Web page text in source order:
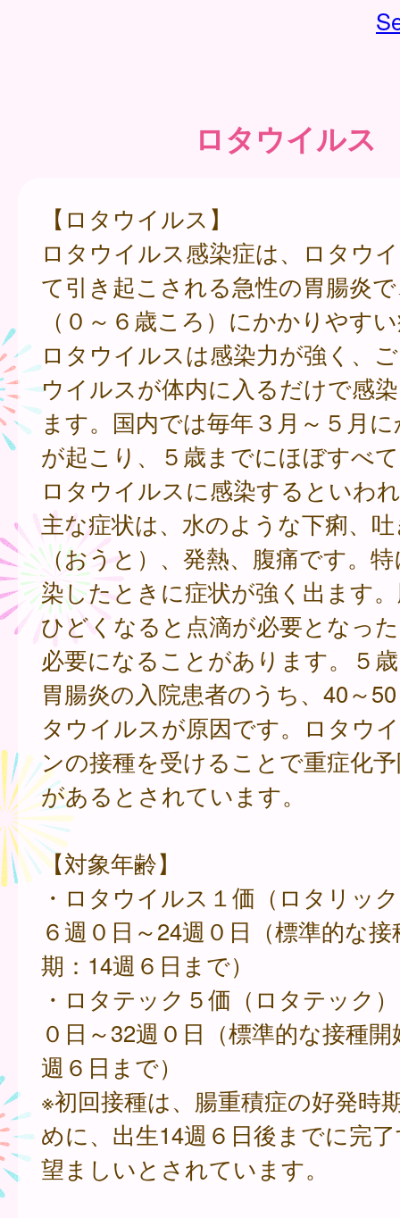
ロタウイルス
【ロタウイルス】
ロタウイルス感染症は、ロタウ
て引き起こされる急性の胃腸炎
（０～６歳ころ）にかかりやす
ロタウイルスは感染力が強く、
ウイルスが体内に入るだけで感
ます。国内では毎年３月～５月
が起こり、５歳までにほぼすべ
ロタウイルスに感染するといわ
主な症状は、水のような下痢、
（おうと）、発熱、腹痛です。
染したときに症状が強く出ます
ひどくなると点滴が必要となっ
必要になることがあります。５
胃腸炎の入院患者のうち、40～
タウイルスが原因です。ロタウ
ンの接種を受けることで重症化
があるとされています。
【対象年齢】
・ロタウイルス１価（ロタリッ
６週０日～24週０日（標準的な
期：14週６日まで）
・ロタテック５価（ロタテック
０日～32週０日（標準的な接種
週６日まで）
※初回接種は、腸重積症の好発時
めに、出生14週６日後までに完
望ましいとされています。